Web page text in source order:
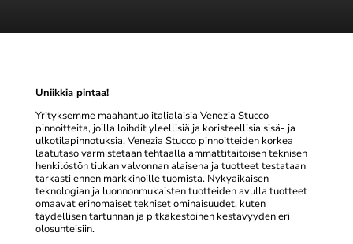
Uniikkia pintaa!
Yrityksemme maahantuo italialaisia Venezia Stucco
pinnoitteita, joilla loihdit yleellisiä ja koristeellisia sisä- ja
ulkotilapinnotuksia. Venezia Stucco pinnoitteiden korkea
laatutaso varmistetaan tehtaalla ammattitaitoisen teknisen
henkilöstön tiukan valvonnan alaisena ja tuotteet testataan
tarkasti ennen markkinoille tuomista. Nykyaikaisen
teknologian ja luonnonmukaisten tuotteiden avulla tuotteet
omaavat erinomaiset tekniset ominaisuudet, kuten
täydellisen tartunnan ja pitkäkestoinen kestävyyden eri
olosuhteisiin.